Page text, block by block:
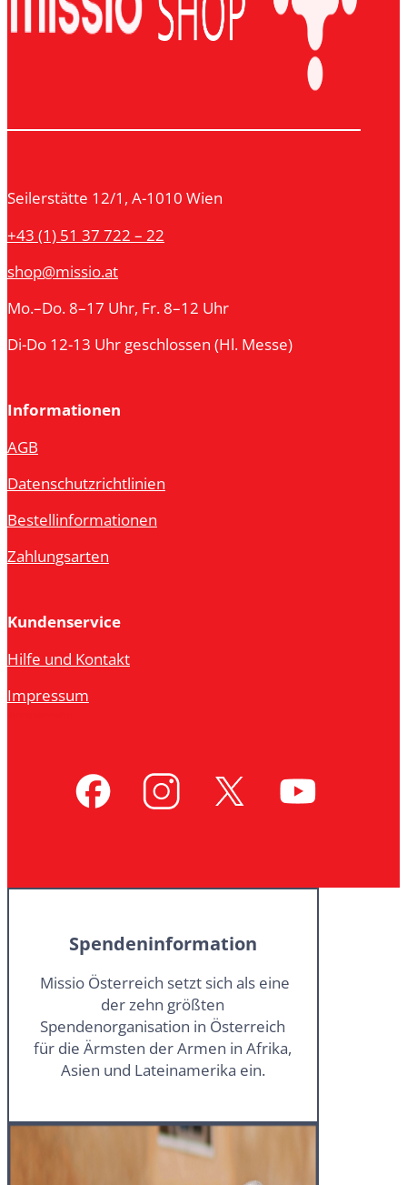
Seilerstätte 12/1, A-1010 Wien
+43 (1) 51 37 722 – 22
shop@missio.at
Mo.–Do. 8–17 Uhr, Fr. 8–12 Uhr
Di-Do 12-13 Uhr geschlossen (Hl. Messe)
Informationen
AGB
Datenschutzrichtlinien
Bestellinformationen
Zahlungsarten
Kundenservice
Hilfe und Kontakt
Impressum
Spendeninformation
Missio Österreich setzt sich als eine
der zehn größten
Spendenorganisation in Österreich
für die Ärmsten der Armen in Afrika,
Asien und Lateinamerika ein.